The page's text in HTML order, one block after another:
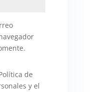
de
y el